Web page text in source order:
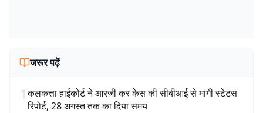
जरूर पढ़ें
1कलकत्ता हाईकोर्ट ने आरजी कर केस की सीबीआई से मांगी स्टेटस
रिपोर्ट, 28 अगस्त तक का दिया समय